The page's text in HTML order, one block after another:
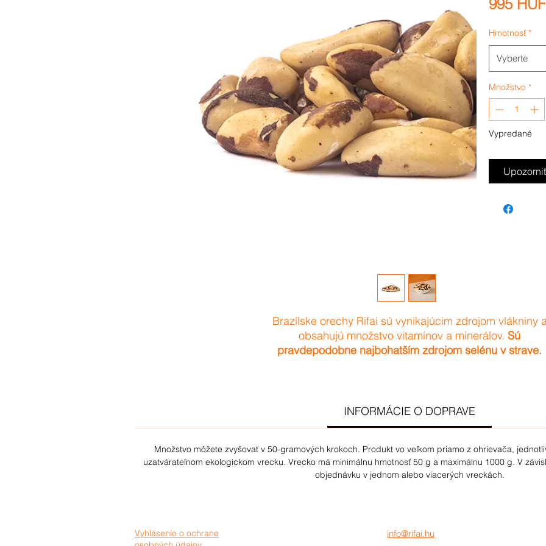
995 HUF
Hmotnosť *
Vyberte
Množstvo *
Vypredané
Brazílske orechy Rifai sú vynikajúcim zdrojom vlákniny
obsahujú množstvo vitamínov a minerálov. Sú
pravdepodobne najbohatším zdrojom selénu v strave.
brazílske mlieko, pridajte si ich do vlastných zmesí alebo
ich nasekajte a premiešajte do šalátu s inými surovými
INFORMÁCIE O DOPRAVE
Množstvo môžete zvyšovať v 50-gramových krokoch. Produkt vo veľkom priamo z ohrievača,
uzatvárateľnom ekologickom vrecku. Vrecko má minimálnu hmotnosť 50 g a maximálnu 1000 g. V
objednávku v jednom alebo viacerých vreckách.
Vyhlásenie o ochrane
info@rifai.hu